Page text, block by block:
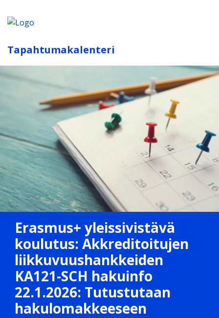
Tapahtumakalenteri
Erasmus+ yleissivistävä
koulutus: Akkreditoitujen
liikkuvuushankkeiden
KA121-SCH hakuinfo
22.1.2026: Tutustutaan
hakulomakkeeseen